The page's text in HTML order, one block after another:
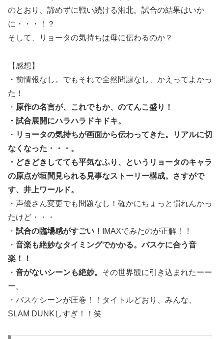
のとおり、諦めずに戦い続ける湘北。試合の結果はいか
に・・・！？
そして、リョータの気持ちは母に伝わるのか？
【感想】
・前情報なし。でもそれで全然問題なし、かえってよかっ
た！
・ 原作の名言が、これでもか、のてんこ盛り！
・試合展開にハラハラドキドキ。
・ リョータの気持ちが画面から伝わってきた。リアルに切
なくなった・・・。
・どきどきしてても平気なふり、というリョータのキャラ
の原点が垣間見られる見事なストーリー構成。さすがで
す、井上ワールド。
・声優さん変更でも問題なし！確かにちょっと慣れんかっ
たけど・・・
・ 試合の臨場感がすごい！
IMAXでみたのが正解！！
・ 音楽も絶妙なタイミングでかかる。バスケに合う音
楽！！
・ 音がないシーンも絶妙。 その世界観に引き込まれたーー
ー。
・バスケシーンが圧巻！！タイトルどおり、みんな、
SLAM DUNKしすぎ！！笑